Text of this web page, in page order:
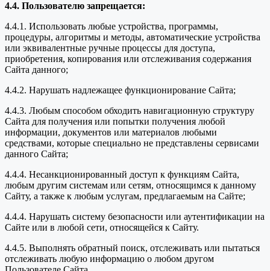
4.4. Пользователю запрещается:
4.4.1. Использовать любые устройства, программы,
процедуры, алгоритмы и методы, автоматические устройства
или эквивалентные ручные процессы для доступа,
приобретения, копирования или отслеживания содержания
Сайта данного;
4.4.2. Нарушать надлежащее функционирование Сайта;
4.4.3. Любым способом обходить навигационную структуру
Сайта для получения или попытки получения любой
информации, документов или материалов любыми
средствами, которые специально не представлены сервисами
данного Сайта;
4.4.4. Несанкционированный доступ к функциям Сайта,
любым другим системам или сетям, относящимся к данному
Сайту, а также к любым услугам, предлагаемым на Сайте;
4.4.4. Нарушать систему безопасности или аутентификации на
Сайте или в любой сети, относящейся к Сайту.
4.4.5. Выполнять обратный поиск, отслеживать или пытаться
отслеживать любую информацию о любом другом